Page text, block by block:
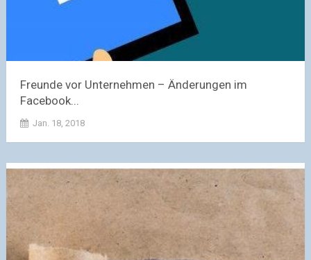
Freunde vor Unternehmen – Änderungen im
Facebook...
Jan. 18, 2018